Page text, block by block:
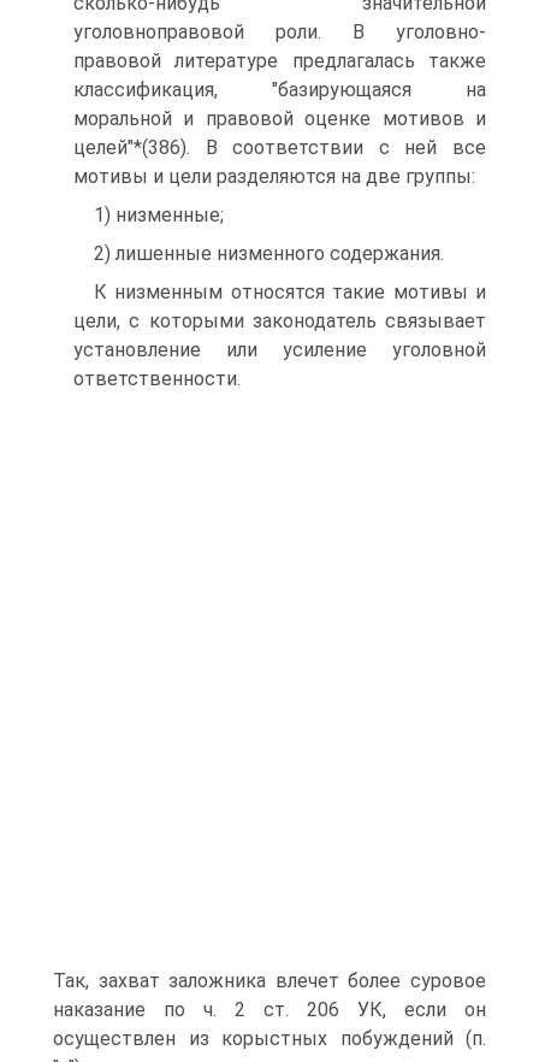
уголовноправовой роли. В уголовно-
правовой литературе предлагалась также
классификация, "базирующаяся на
моральной и правовой оценке мотивов и
целей"*(386). В соответствии с ней все
мотивы и цели разделяются на две группы:
1) низменные;
2) лишенные низменного содержания.
К низменным относятся такие мотивы и
цели, с которыми законодатель связывает
установление или усиление уголовной
ответственности.
Так, захват заложника влечет более суровое
наказание по ч. 2 ст. 206 УК, если он
осуществлен из корыстных побуждений (п.